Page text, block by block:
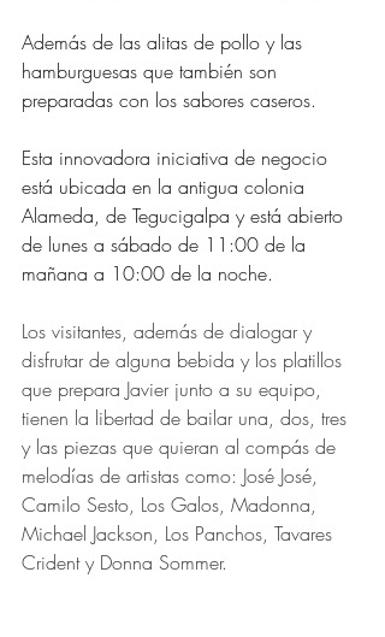
Además de las alitas de pollo y las
hamburguesas que también son
preparadas con los sabores caseros.
Esta innovadora iniciativa de negocio
está ubicada en la antigua colonia
Alameda, de Tegucigalpa y está abierto
de lunes a sábado de 11:00 de la
mañana a 10:00 de la noche.
Los visitantes, además de dialogar y
disfrutar de alguna bebida y los platillos
que prepara Javier junto a su equipo,
tienen la libertad de bailar una, dos, tres
y las piezas que quieran al compás de
melodías de artistas como: José José,
Camilo Sesto, Los Galos, Madonna,
Michael Jackson, Los Panchos, Tavares
Crident y Donna Sommer.